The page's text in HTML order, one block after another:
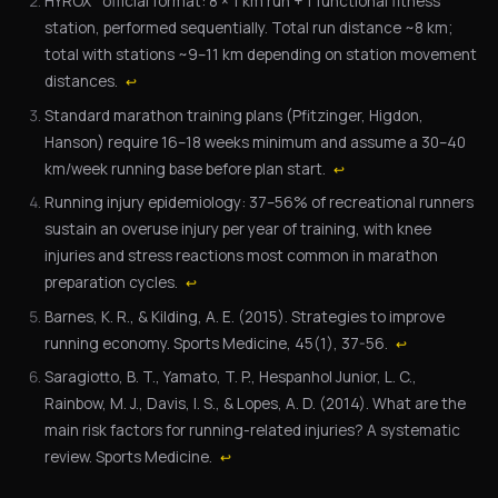
station, performed sequentially. Total run distance ~8 km;
total with stations ~9–11 km depending on station movement
distances. ↩
Standard marathon training plans (Pfitzinger, Higdon,
Hanson) require 16–18 weeks minimum and assume a 30–40
km/week running base before plan start. ↩
Running injury epidemiology: 37–56% of recreational runners
sustain an overuse injury per year of training, with knee
injuries and stress reactions most common in marathon
preparation cycles. ↩
Barnes, K. R., & Kilding, A. E. (2015). Strategies to improve
running economy. Sports Medicine, 45(1), 37-56.
↩
Saragiotto, B. T., Yamato, T. P., Hespanhol Junior, L. C.,
Rainbow, M. J., Davis, I. S., & Lopes, A. D. (2014). What are the
main risk factors for running-related injuries? A systematic
review. Sports Medicine. ↩